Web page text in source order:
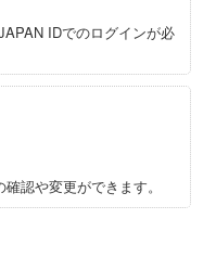
IDでのログインが必
認や変更ができます。